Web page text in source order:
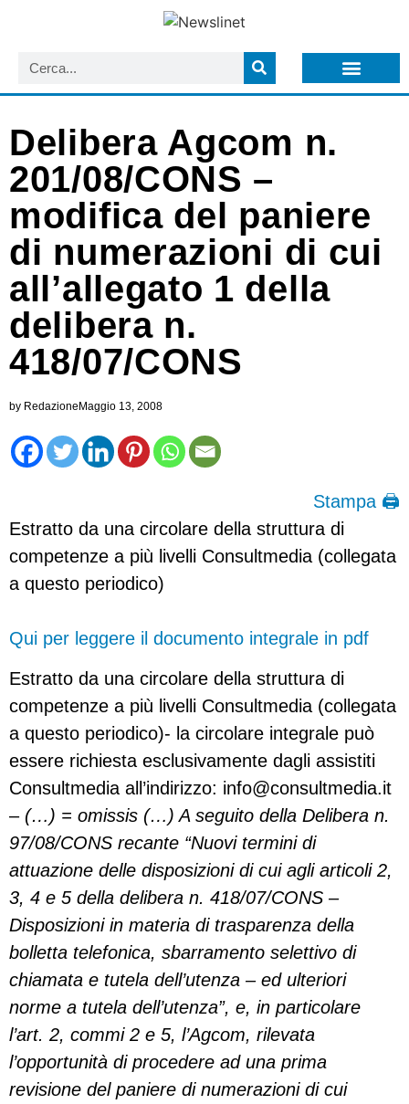
Delibera Agcom n.
201/08/CONS –
modifica del paniere
di numerazioni di cui
all’allegato 1 della
delibera n.
418/07/CONS
by RedazioneMaggio 13, 2008
Stampa 🖨
Estratto da una circolare della struttura di
competenze a più livelli Consultmedia (collegata
a questo periodico)
Qui per leggere il documento integrale in pdf
Estratto da una circolare della struttura di
competenze a più livelli Consultmedia (collegata
a questo periodico)- la circolare integrale può
essere richiesta esclusivamente dagli assistiti
Consultmedia all’indirizzo: info@consultmedia.it
–(…) = omissis (…) A seguito della Delibera n.
97/08/CONS recante “Nuovi termini di
attuazione delle disposizioni di cui agli articoli 2,
3, 4 e 5 della delibera n. 418/07/CONS –
Disposizioni in materia di trasparenza della
bolletta telefonica, sbarramento selettivo di
chiamata e tutela dell’utenza – ed ulteriori
norme a tutela dell’utenza”, e, in particolare
l’art. 2, commi 2 e 5, l’Agcom, rilevata
l’opportunità di procedere ad una prima
revisione del paniere di numerazioni di cui